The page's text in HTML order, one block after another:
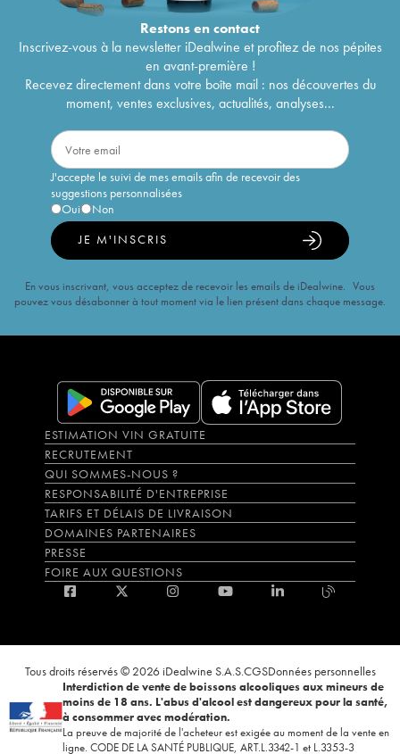
Restons encontact
Inscrivez-vous à la newsletter iDealwine et profitez de nos pépites
en avant-première !
Recevez directement dans votre boîte mail : nos découvertes du
moment, ventes exclusives, actualités, analyses...
J'accepte le suivi de mes emails afin de recevoir des
suggestions personnalisées
Oui
Non
JE M'INSCRIS
En vous inscrivant, vous acceptez de recevoir les emails de iDealwine. Vous
pouvez vous désabonner à tout moment via le lien présent dans chaque message.
ESTIMATION VIN GRATUITE
RECRUTEMENT
QUI SOMMES-NOUS ?
RESPONSABILITÉ D'ENTREPRISE
TARIFS ET DÉLAIS DE LIVRAISON
DOMAINES PARTENAIRES
PRESSE
FOIRE AUX QUESTIONS
Tous droits réservés © 2026 iDealwine S.A.S.CGSDonnées personnelles
Interdiction de vente de boissons alcooliques aux mineurs de
moins de 18 ans. L'abus d'alcool est dangereux pour la santé,
à consommer avec modération.
La preuve de majorité de l'acheteur est exigée au moment de la vente en
ligne. CODE DE LA SANTÉ PUBLIQUE, ART.L.3342-1 et L.3353-3